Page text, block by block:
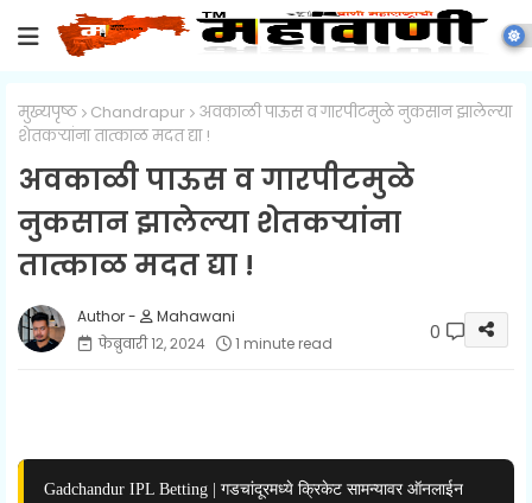
मुख्यपृष्ठ Chandrapur
अवकाळी पाऊस व गारपीटमुळे नुकसान झालेल्या
शेतकऱ्यांना तात्काळ मदत द्या !
अवकाळी पाऊस व गारपीटमुळे
नुकसान झालेल्या शेतकऱ्यांना
तात्काळ मदत द्या !
Mahawani
फेब्रुवारी १२, २०२४
1 minute read 0
Gadchandur IPL Betting | गडचांदूरमध्ये क्रिकेट सामन्यावर ऑनलाईन